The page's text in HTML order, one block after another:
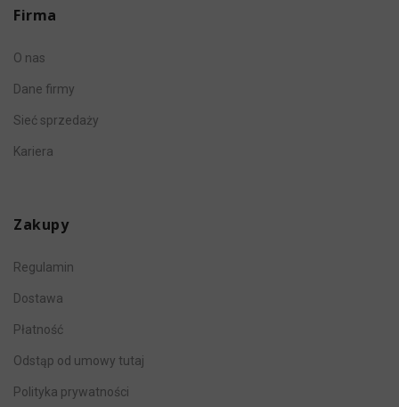
Firma
O nas
Dane firmy
Sieć sprzedaży
Kariera
Zakupy
Regulamin
Dostawa
Płatność
Odstąp od umowy tutaj
Polityka prywatności